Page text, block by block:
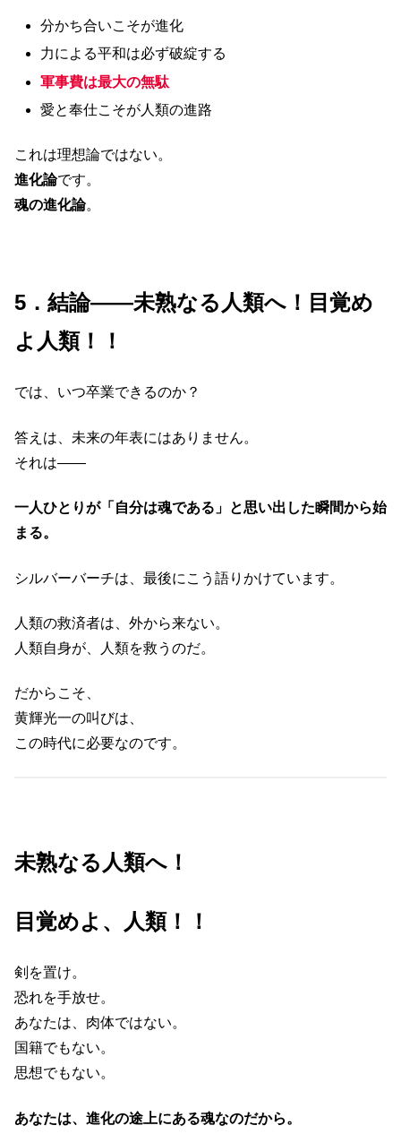
分かち合いこそが進化
力による平和は必ず破綻する
軍事費は最大の無駄
愛と奉仕こそが人類の進路
これは理想論ではない。
進化論です。
魂の進化論。
5．結論――未熟なる人類へ！目覚め
よ人類！！
では、いつ卒業できるのか？
答えは、未来の年表にはありません。
それは――
一人ひとりが「自分は魂である」と思い出した瞬間から始
まる。
シルバーバーチは、最後にこう語りかけています。
人類の救済者は、外から来ない。
人類自身が、人類を救うのだ。
だからこそ、
黄輝光一の叫びは、
この時代に必要なのです。
未熟なる人類へ！
目覚めよ、人類！！
剣を置け。
恐れを手放せ。
あなたは、肉体ではない。
国籍でもない。
思想でもない。
あなたは、進化の途上にある魂なのだから。